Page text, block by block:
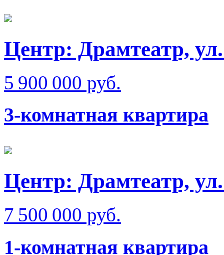
Центр: Драмтеатр,
5 900 000 руб.
3-комнатная квартира
Центр: Драмтеатр,
7 500 000 руб.
1-комнатная квартира